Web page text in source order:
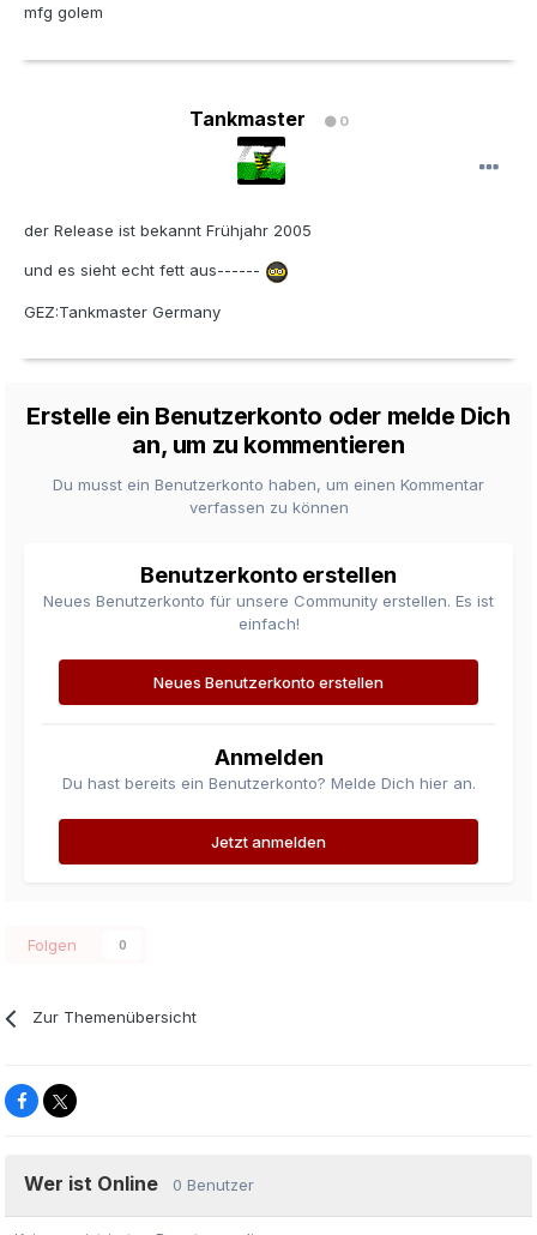
mfg golem
Tankmaster 0
der Release ist bekannt Frühjahr 2005
und es sieht echt fett aus------
GEZ:Tankmaster Germany
Erstelle ein Benutzerkonto oder melde Dich
an, um zu kommentieren
Du musst ein Benutzerkonto haben, um einen Kommentar
verfassen zu können
Benutzerkonto erstellen
Neues Benutzerkonto für unsere Community erstellen. Es ist
einfach!
Neues Benutzerkonto erstellen
Anmelden
Du hast bereits ein Benutzerkonto? Melde Dich hier an.
Jetzt anmelden
Folgen 0
Zur Themenübersicht
Wer ist Online 0 Benutzer